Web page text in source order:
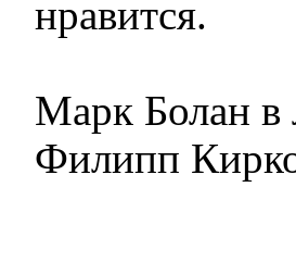
нравится.
Марк Болан в
Филипп